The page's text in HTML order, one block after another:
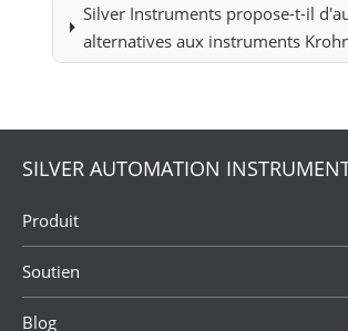
Silver Instruments propose-t-il
alternatives aux instruments
SILVER AUTOMATION
Produit
Soutien
Blog